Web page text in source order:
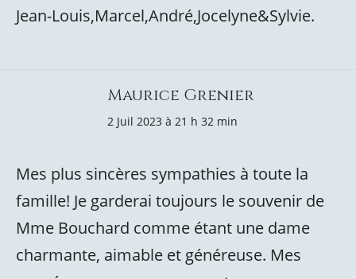
Jean-Louis,Marcel,André,Jocelyne&Sylvie.
Maurice Grenier
2 Juil 2023 à 21 h 32 min
Mes plus sincères sympathies à toute la
famille! Je garderai toujours le souvenir de
Mme Bouchard comme étant une dame
charmante, aimable et généreuse. Mes